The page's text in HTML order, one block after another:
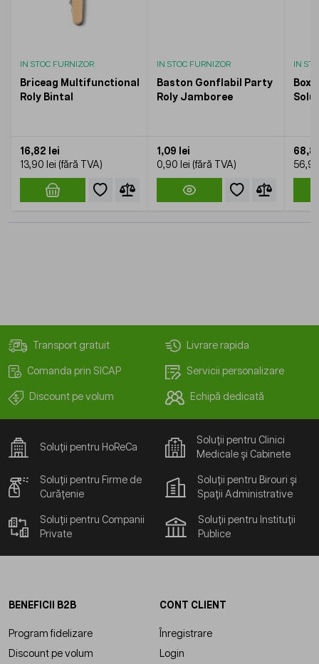
IN STOC FURNIZOR
Briceag Multifunctional
Roly Bintal
16,82 lei
13,90 lei
IN STOC FURNIZOR
Baston Gonflabil Party
Roly Jamboree
1,09 lei
0,90 lei
IN
Transport gratuit Livrare rapida
Comanda prin SICAP Servicii personalizare
Discount pe volum Echipă dedicată
Soluții pentru HoReCa
Soluții pentru Clinici
Medicale și Cabinete
Soluții pentru Firme de
Curățenie
Soluții pentru Birouri și
Spații Administrative
Soluții pentru Companii
Private
Soluții pentru Instituții
Publice
BENEFICII B2B
Program fidelizare
Discount pe volum
CONT CLIENT
Înregistrare
Login